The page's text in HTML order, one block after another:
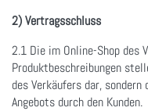
2) Vertragsschluss
2.1 Die im Online-Shop des
Produktbeschreibungen
des Verkäufers dar,
Angebots durch den Kunden.